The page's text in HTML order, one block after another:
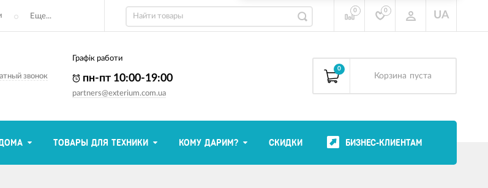
Еще...
0 0 UA
звонок
Графік работи
пн-пт 10:00-19:00
partners@exterium.com.ua
0
Корзина пуста
ТОВАРЫ ДЛЯ ТЕХНИКИ КОМУ ДАРИМ? СКИДКИ БИЗНЕС-КЛИЕНТАМ